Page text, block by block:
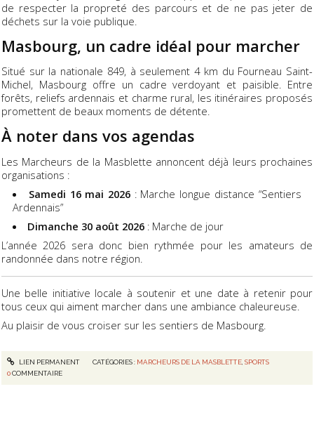
de respecter la propreté des parcours et de ne pas jeter de
déchets sur la voie publique.
Masbourg, un cadre idéal pour marcher
Situé sur la nationale 849, à seulement 4 km du Fourneau Saint-
Michel, Masbourg offre un cadre verdoyant et paisible. Entre
forêts, reliefs ardennais et charme rural, les itinéraires proposés
promettent de beaux moments de détente.
À noter dans vos agendas
Les Marcheurs de la Masblette annoncent déjà leurs prochaines
organisations :
Samedi 16 mai 2026: Marche longue distance “Sentiers
Ardennais”
Dimanche 30 août 2026 : Marche de jour
L’année 2026 sera donc bien rythmée pour les amateurs de
randonnée dans notre région.
Une belle initiative locale à soutenir et une date à retenir pour
tous ceux qui aiment marcher dans une ambiance chaleureuse.
Au plaisir de vous croiser sur les sentiers de Masbourg.
LIEN PERMANENT CATÉGORIES : MARCHEURS DE LA MASBLETTE, SPORTS
0COMMENTAIRE